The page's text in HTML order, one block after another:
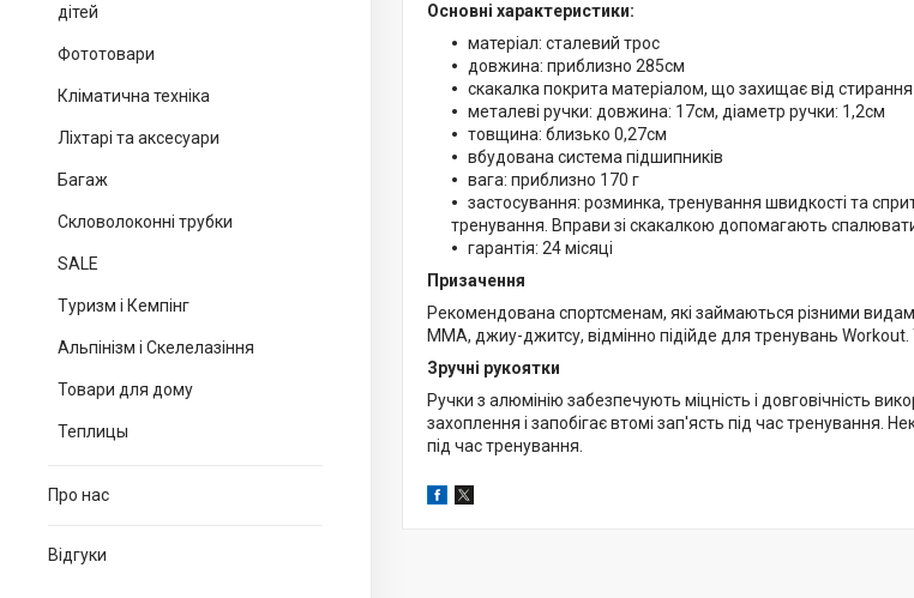
дітей
Фототовари
Кліматична техніка
Ліхтарі та аксесуари
Багаж
Скловолоконні трубки
SALE
Туризм і Кемпінг
Альпінізм і Скелелазіння
Товари для дому
Теплицы
Про нас
Відгуки
Основні характеристики:
матеріал: сталевий трос
довжина: приблизно 285см
скакалка покрита матеріалом, що захищає від стирання
металеві ручки: довжина: 17см, діаметр ручки: 1,2см
товщина: близько 0,27см
вбудована система підшипників
вага: приблизно 170 г
застосування: розминка, тренування швидкості та
тренування. Вправи зі скакалкою допомагають
гарантія: 24 місяці
Призачення
Рекомендована спортсменам, які займаються різними
MMA, джиу-джитсу, відмінно підійде для тренувань
Зручні рукоятки
Ручки з алюмінію забезпечують міцність і довговічність
захоплення і запобігає втомі зап'ясть під час тренування.
під час тренування.